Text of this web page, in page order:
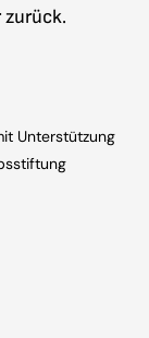
Unterstützung